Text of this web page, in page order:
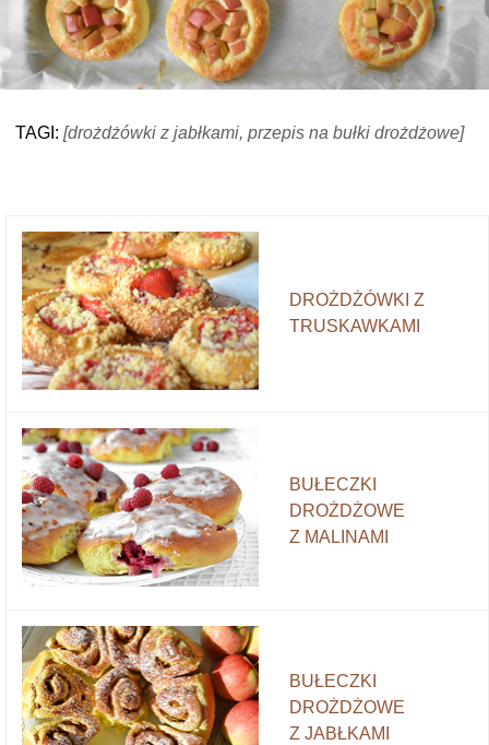
TAGI: [drożdżówki z jabłkami, przepis na bułki drożdżowe]
DROŻDŻÓWKI Z
TRUSKAWKAMI
BUŁECZKI
DROŻDŻOWE
Z MALINAMI
BUŁECZKI
DROŻDŻOWE
Z JABŁKAMI